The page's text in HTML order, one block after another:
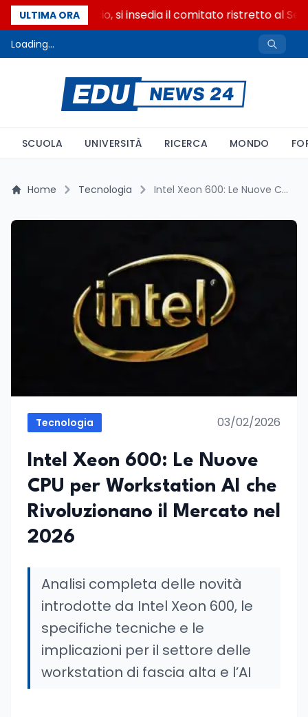
ULTIMA ORA
Riforma del calcio, si insedia il comitato ristretto al
Loading...
SCUOLA UNIVERSITÀ RICERCA MONDO
Home Tecnologia Intel Xeon 600: Le Nuove CPU per Workstation AI che Rivoluzionano il Mercato nel 2026
Tecnologia 03/02/2026
Intel Xeon 600: Le Nuove
CPU per Workstation AI che
Rivoluzionano il Mercato nel
2026
Analisi completa delle novità
introdotte da Intel Xeon 600, le
specifiche tecniche e le
implicazioni per il settore delle
workstation di fascia alta e l’AI